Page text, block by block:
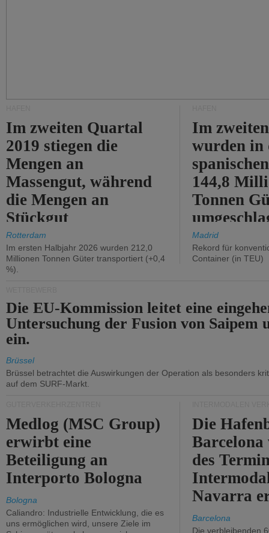
Im zweiten Quartal
2019 stiegen die
Mengen an
Massengut, während
die Mengen an
Stückgut
zurückgingen.
Rotterdam
Im ersten Halbjahr 2026 wurden 212,0
Millionen Tonnen Güter transportiert (+0,4
%).
Im
wurden in
144,8
Tonnen
%).
Madrid
Rekord für
Container (in TEU)
Die EU-Kommission leitet eine
Untersuchung der Fusion von Saipem
ein.
Brüssel
Brüssel betrachtet die Auswirkungen der Operation als besonders
auf dem SURF-Markt.
Medlog (MSC Group)
erwirbt eine
Beteiligung an
Interporto Bologna
Bologna
Caliandro: Industrielle Entwicklung, die es
uns ermöglichen wird, unsere Ziele im
Die
des
Navarra
Barcelona
Die verbleibenden